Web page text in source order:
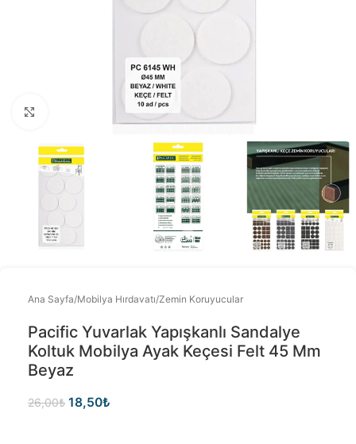
Büyütmek için tıklayınız
Ana Sayfa/Mobilya Hırdavatı/Zemin Koruyucular
Pacific Yuvarlak Yapışkanlı Sandalye
Koltuk Mobilya Ayak Keçesi Felt 45 Mm
Beyaz
26,00₺ 18,50₺